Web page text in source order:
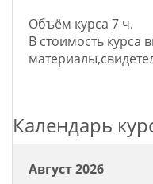
Oбъём курса 7 ч.
В стоимость курса
Календарь
Август 2026